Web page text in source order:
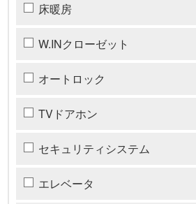
床暖房
W.INクローゼット
オートロック
TVドアホン
セキュリティシステム
エレベータ